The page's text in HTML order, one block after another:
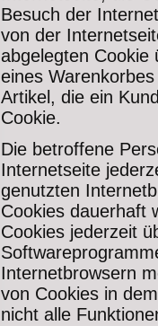
Besuch der
von der
abgelegten Cookie
eines
Artikel, die ein
Cookie.
Die betroffene
Internetseite
genutzten
Cookies dauerhaft
Cookies jederzeit
Internetbrowsern
von Cookies in
nicht alle